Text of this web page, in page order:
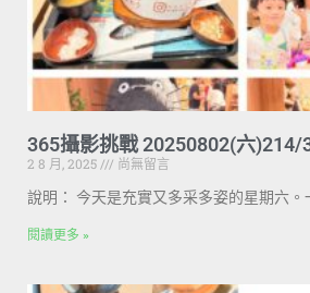
365攝影挑戰 20250802(六)214/
2 8 月, 2025
尚無留言
說明： 今天是充實又多采多姿的星期六。
閱讀更多 »